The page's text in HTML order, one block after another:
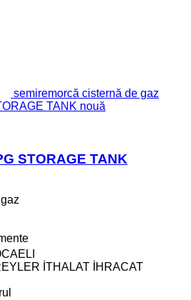
semiremorcă cisternă de gaz
TANK nouă
STORAGE TANK
İTHALAT İHRACAT